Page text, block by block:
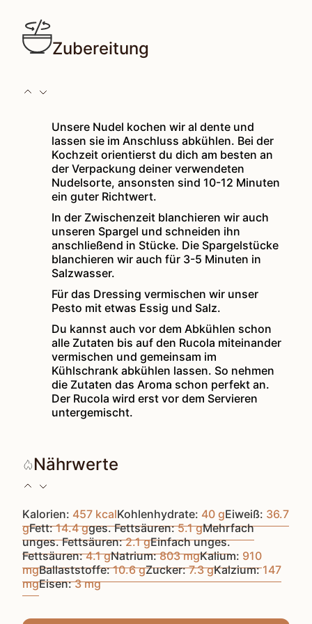
Zubereitung
Unsere Nudel kochen wir al dente und
lassen sie im Anschluss abkühlen. Bei der
Kochzeit orientierst du dich am besten an
der Verpackung deiner verwendeten
Nudelsorte, ansonsten sind 10-12 Minuten
ein guter Richtwert.
In der Zwischenzeit blanchieren wir auch
unseren Spargel und schneiden ihn
anschließend in Stücke. Die Spargelstücke
blanchieren wir auch für 3-5 Minuten in
Salzwasser.
Für das Dressing vermischen wir unser
Pesto mit etwas Essig und Salz.
Du kannst auch vor dem Abkühlen schon
alle Zutaten bis auf den Rucola miteinander
vermischen und gemeinsam im
Kühlschrank abkühlen lassen. So nehmen
die Zutaten das Aroma schon perfekt an.
Der Rucola wird erst vor dem Servieren
untergemischt.
Nährwerte
Kalorien: 457 kcalKohlenhydrate: 40 gEiweiß: 36.7
gFett:14.4 gges. Fettsäuren:5.1 gMehrfach
unges. Fettsäuren:2.1 gEinfach unges.
Fettsäuren:4.1 gNatrium:803 mgKalium: 910
mgBallaststoffe:10.6 gZucker:7.3 gKalzium:147
mgEisen:3 mg